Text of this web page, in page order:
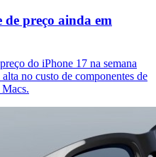
de preço ainda em
do iPhone 17 na semana
no custo de componentes de